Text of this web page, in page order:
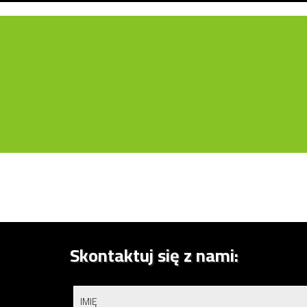
Skontaktuj się z nami: